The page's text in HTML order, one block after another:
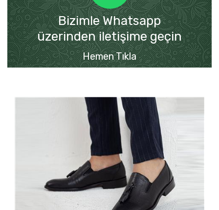
Bizimle Whatsapp
üzerinden iletişime geçin
Hemen Tıkla